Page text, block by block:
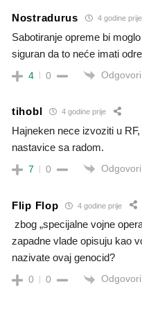
Nostradurus 4 godine prije
Sabotiranje opreme bi
siguran da to neće imati
4 0 Odgovori
tihobl 4 godine prije
Hajneken nece izvoziti u
nastavice sa radom.
7 0 Odgovori
Flip Flop 4 godine prije
zbog „specijalne vojne
zapadne vlade opisuju kao
nazivate ovaj genocid?
0 0 Odgovori